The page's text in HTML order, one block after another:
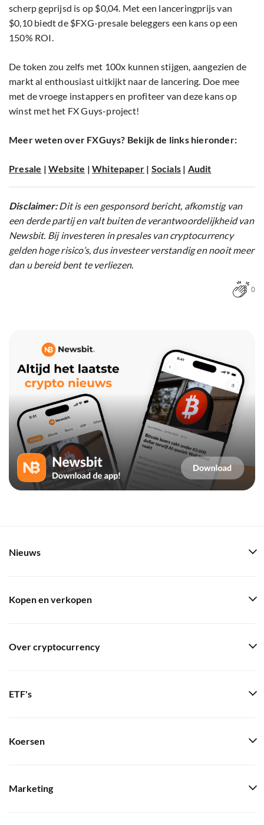
scherp geprijsd is op $0,04. Met een lanceringprijs van
$0,10 biedt de $FXG-presale beleggers een kans op een
150% ROI.
De token zou zelfs met 100x kunnen stijgen, aangezien de
markt al enthousiast uitkijkt naar de lancering. Doe mee
met de vroege instappers en profiteer van deze kans op
winst met het FX Guys-project!
Meer weten over FXGuys? Bekijk de links hieronder:
Presale |Website |Whitepaper | Socials | Audit
Disclaimer:Dit is een gesponsord bericht, afkomstig van
een derde partij en valt buiten de verantwoordelijkheid van
Newsbit. Bij investeren in presales van cryptocurrency
gelden hoge risico’s, dus investeer verstandig en nooit meer
dan u bereid bent te verliezen.
0
Nieuws
Kopen en verkopen
Over cryptocurrency
ETF's
Koersen
Marketing